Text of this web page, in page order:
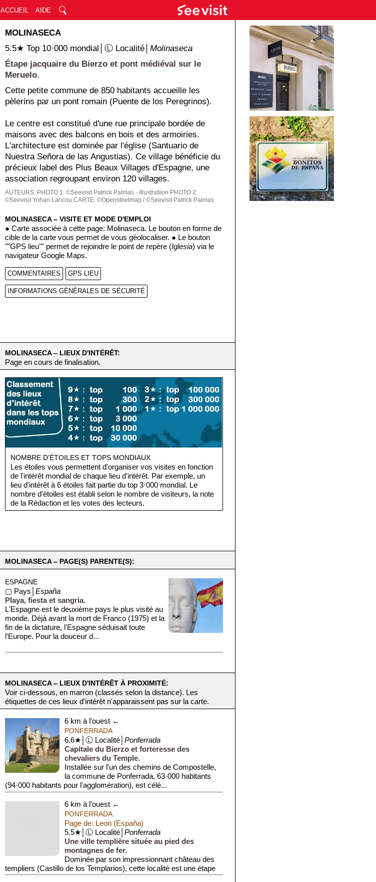
ACCUEIL AIDE
MOLINASECA
5.5★ Top 10·000 mondial│Ⓛ Localité│Molinaseca
Étape jacquaire du Bierzo et pont médiéval sur le
Meruelo.
Cette petite commune de 850 habitants accueille les
pèlerins par un pont romain (Puente de los Peregrinos).
Le centre est constitué d'une rue principale bordée de
maisons avec des balcons en bois et des armoiries.
L'architecture est dominée par l'église (Santuario de
Nuestra Señora de las Angustias). Ce village bénéficie du
précieux label des Plus Beaux Villages d'Espagne, une
association regroupant environ 120 villages.
AUTEURS: PHOTO 1: ©Seevisit Patrick Palmas - Illustratiion PHOTO 2:
©Seevisit Yohan Lancou CARTE: ©Opensteetmap / ©Seevisit Patrick Palmas
MOLINASECA ‒ VISITE ET MODE D'EMPLOI
● Carte associée à cette page: Molinaseca. Le bouton en forme de
cible de la carte vous permet de vous géolocaliser. ● Le bouton
""GPS lieu"" permet de rejoindre le point de repère (Iglesia) via le
navigateur Google Maps.
COMMENTAIRES GPS LIEU
INFORMATIONS GÉNÉRALES DE SÉCURITÉ
MOLINASECA ‒ LIEUX D'INTÉRÊT:
Page en cours de finalisation.
NOMBRE D'ÉTOILES ET TOPS MONDIAUX
Les étoiles vous permettent d'organiser vos visites en fonction
de l'intérêt mondial de chaque lieu d'intérêt. Par exemple, un
lieu d'intérêt à 6 étoiles fait partie du top 3·000 mondial. Le
nombre d'étoiles est établi selon le nombre de visiteurs, la note
de la Rédaction et les votes des lecteurs.
MOLINASECA ‒ PAGE(S) PARENTE(S):
ESPAGNE
▢ Pays│España
Playa, fiesta et sangria.
L'Espagne est le deuxième pays le plus visité au
monde. Déjà avant la mort de Franco (1975) et la
fin de la dictature, l'Espagne séduisait toute
l'Europe. Pour la douceur d...
MOLINASECA ‒ LIEUX D'INTÉRÊT À PROXIMITÉ:
Voir ci-dessous, en marron (classés selon la distance). Les
étiquettes de ces lieux d'intérêt n'apparaissent pas sur la carte.
6 km à l'ouest ←
PONFERRADA
6.6★│Ⓛ Localité│ Ponferrada
Capitale du Bierzo et forteresse des
chevaliers du Temple.
Installée sur l'un des chemins de Compostelle,
la commune de Ponferrada, 63·000 habitants
(94·000 habitants pour l'agglomération), est célè...
6 km à l'ouest ←
PONFERRADA
Page de: Leon (España)
5.5★│Ⓛ Localité│ Ponferrada
Une ville templière située au pied des
montagnes de fer.
Dominée par son impressionnant château des
templiers (Castillo de los Templarios), cette localité est une étape
clé du Chemin de Saint-Jacq...